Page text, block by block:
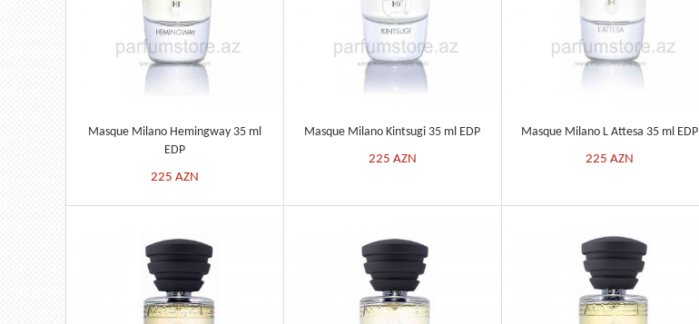
Masque Milano Hemingway 35 ml
EDP
225 AZN
Masque Milano Kintsugi 35 ml EDP
225 AZN
Masque Milano L Attesa 35 ml EDP
225 AZN